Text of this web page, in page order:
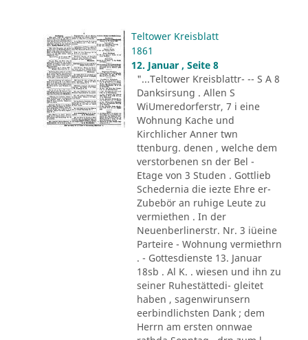
Teltower Kreisblatt
1861
12. Januar , Seite 8
"...Teltower Kreisblattr- -- S A 8
Danksirsung . Allen S
WiUmeredorferstr, 7 i eine
Wohnung Kache und
Kirchlicher Anner twn
ttenburg. denen , welche dem
verstorbenen sn der Bel -
Etage von 3 Studen . Gottlieb
Schedernia die iezte Ehre er-
Zubebör an ruhige Leute zu
vermiethen . In der
Neuenberlinerstr. Nr. 3 iüeine
Parteire - Wohnung vermiethrn
. - Gottesdienste 13. Januar
18sb . Al K. . wiesen und ihn zu
seiner Ruhestättedi- gleitet
haben , sagenwirunsern
eerbindlichsten Dank ; dem
Herrn am ersten onnwae